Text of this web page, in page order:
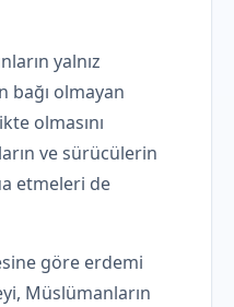
yalnız
bağı olmayan
olmasını
ve sürücülerin
etmeleri de
göre erdemi
Müslümanların